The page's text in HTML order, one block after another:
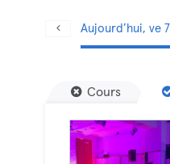
Aujourd’hui, ve 7
Cours